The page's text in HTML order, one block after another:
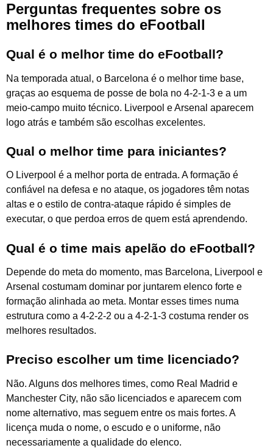
Perguntas frequentes sobre os
melhores times do eFootball
Qual é o melhor time do eFootball?
Na temporada atual, o Barcelona é o melhor time base,
graças ao esquema de posse de bola no 4-2-1-3 e a um
meio-campo muito técnico. Liverpool e Arsenal aparecem
logo atrás e também são escolhas excelentes.
Qual o melhor time para iniciantes?
O Liverpool é a melhor porta de entrada. A formação é
confiável na defesa e no ataque, os jogadores têm notas
altas e o estilo de contra-ataque rápido é simples de
executar, o que perdoa erros de quem está aprendendo.
Qual é o time mais apelão do eFootball?
Depende do meta do momento, mas Barcelona, Liverpool e
Arsenal costumam dominar por juntarem elenco forte e
formação alinhada ao meta. Montar esses times numa
estrutura como a 4-2-2-2 ou a 4-2-1-3 costuma render os
melhores resultados.
Preciso escolher um time licenciado?
Não. Alguns dos melhores times, como Real Madrid e
Manchester City, não são licenciados e aparecem com
nome alternativo, mas seguem entre os mais fortes. A
licença muda o nome, o escudo e o uniforme, não
necessariamente a qualidade do elenco.